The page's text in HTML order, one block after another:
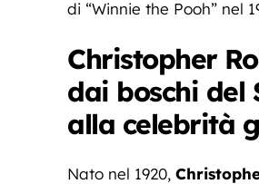
di “Winnie the Pooh” nel
Christopher
dai boschi del
alla celebrità
Nato nel 1920,